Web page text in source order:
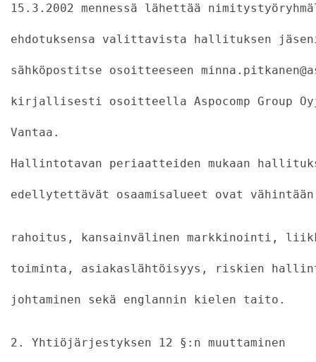
15.3.2002 mennessä lähettää
ehdotuksensa valittavista hallituksen
sähköpostitse osoitteeseen
kirjallisesti osoitteella Aspocomp Group
Vantaa.
Hallintotavan periaatteiden mukaan
edellytettävät osaamisalueet ovat
rahoitus, kansainvälinen markkinointi,
toiminta, asiakaslähtöisyys, riskien
johtaminen sekä englannin kielen taito.
2. Yhtiöjärjestyksen 12 §:n muuttaminen